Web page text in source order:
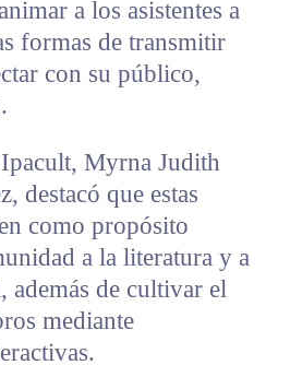
a los asistentes a
formas de transmitir
con su público,
Myrna Judith
destacó que estas
como propósito
a la literatura y a
además de cultivar el
mediante